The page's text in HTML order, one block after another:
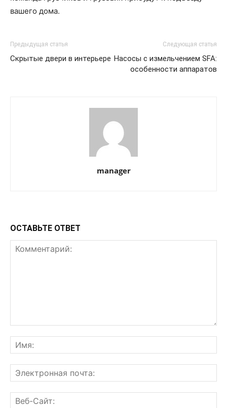
вашего дома.
Предыдущая статья
Скрытые двери в интерьере
Следующая статья
Насосы с измельчением SFA:
особенности аппаратов
manager
ОСТАВЬТЕ ОТВЕТ